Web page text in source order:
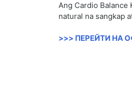
Ang Cardio Balance
natural na sangkap
>>> ПЕРЕЙТИ НА